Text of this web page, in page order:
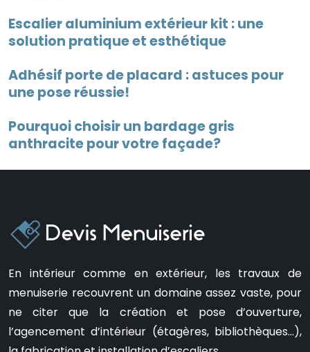
Escalier aluminium extérieur kit : une
solution pratique et esthétique
Adhésif porte de placard : astuces pour
une pose réussie!
Pourquoi choisir un bardage gris
anthracite pour votre façade?
En intérieur comme en extérieur, les travaux de
menuiserie recouvrent un domaine assez vaste, pour
ne citer que la création et pose d’ouverture,
l’agencement d’intérieur (étagères, bibliothèques…),